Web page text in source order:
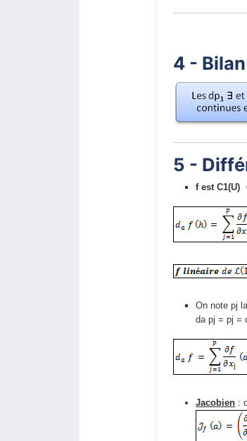
4 - Bilan
5 -
f est C1(U)
On note pj
da pj = pj =
Jacobien :